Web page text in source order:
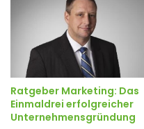
Ratgeber Marketing: Das
Einmaldrei erfolgreicher
Unternehmensgründung